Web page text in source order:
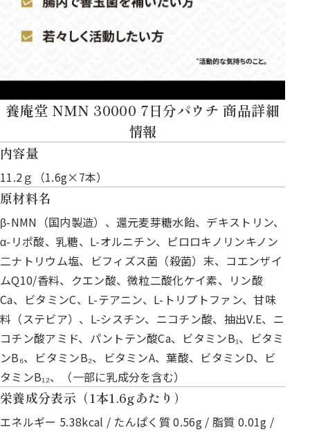
養庵堂 NMN 30000 7日分パウチ 商品詳細
情報
内容量
11.2ｇ（1.6g×7本）
原材料名
β-NMN（国内製造）、還元麦芽糖水飴、デキストリン、
α-リポ酸、乳糖、L-オルニチン、ピロロキノリンキノン
二ナトリウム塩、ビフィズス菌（殺菌）末、コエンザイ
ムQ10/香料、クエン酸、微粒二酸化ケイ素、リン酸
Ca、ビタミンC、L-テアニン、L-トリプトファン、甘味
料（ステビア）、L-シスチン、ニコチン酸、抽出V.E、ニ
コチン酸アミド、パントテン酸Ca、ビタミンB₁、ビタミ
ンB₆、ビタミンB₂、ビタミンA、葉酸、ビタミンD、ビ
タミンB₁₂、（一部に乳成分を含む）
栄養成分表示（1本1.6gあたり）
エネルギー 5.38kcal / たんぱく質 0.56g / 脂質 0.01g /